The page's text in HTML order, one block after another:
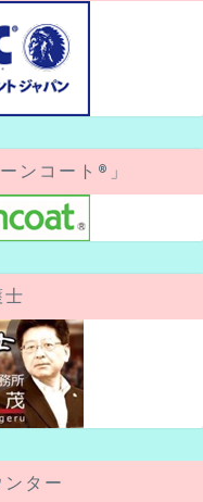
ンコート®」
士
ター